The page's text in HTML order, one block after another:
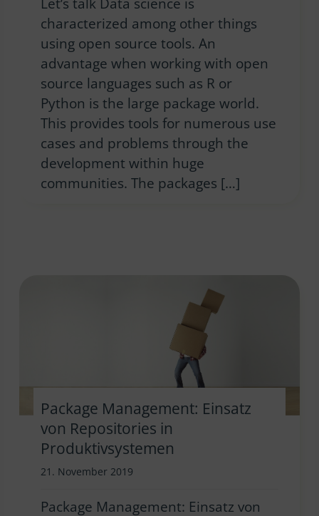
characterized among other things
using open source tools. An
advantage when working with open
source languages such as R or
Python is the large package world.
This provides tools for numerous use
cases and problems through the
development within huge
communities. The packages […]
Package Management: Einsatz
von Repositories in
Produktivsystemen
21. November 2019
Package Management: Einsatz von